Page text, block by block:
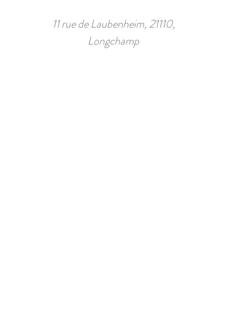
11 rue de Laubenheim, 21110,
Longchamp